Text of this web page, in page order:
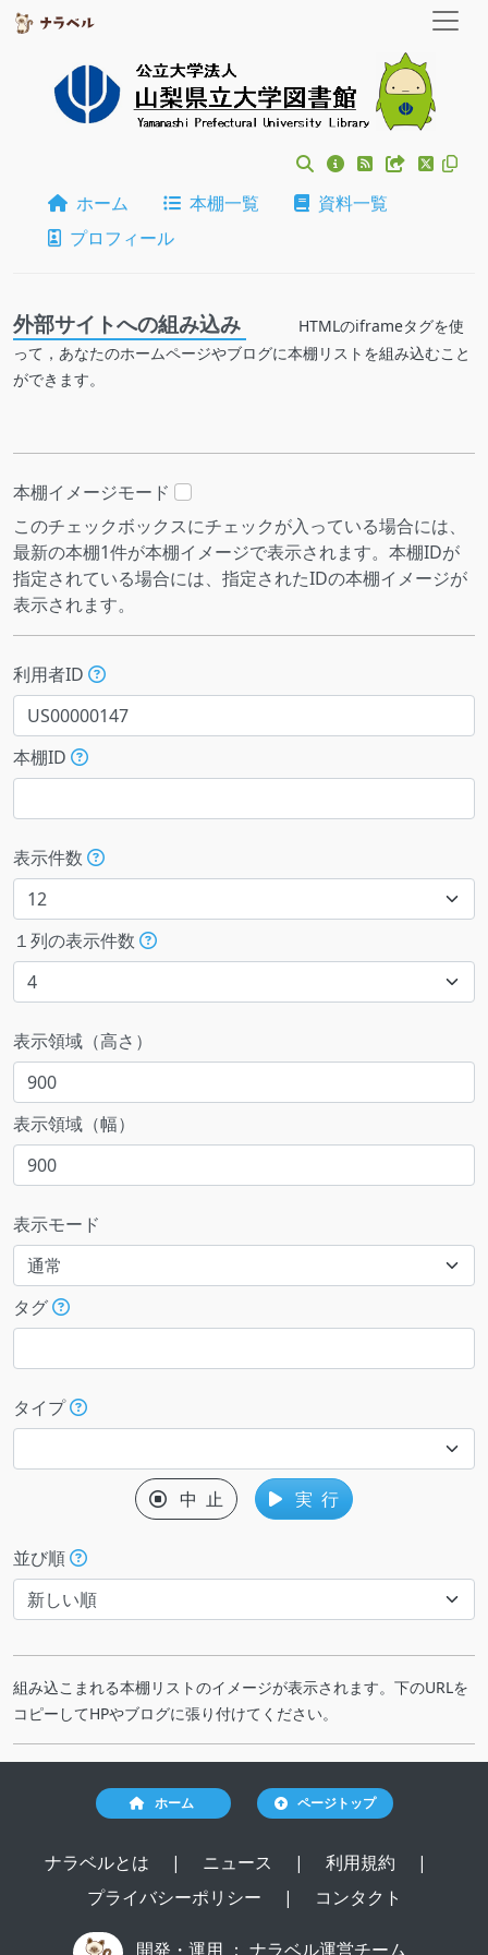
ホーム 本棚一覧
資料一覧
プロフィール
外部サイトへの組み込み
HTMLのiframeタグを使
って，あなたのホームページやブログに本棚リストを組み込むこと
ができます。
本棚イメージモード
このチェックボックスにチェックが入っている場合には、
最新の本棚1件が本棚イメージで表示されます。本棚IDが
指定されている場合には、指定されたIDの本棚イメージが
表示されます。
利用者ID
本棚ID
表示件数
１列の表示件数
表示領域（高さ）
表示領域（幅）
表示モード
タグ
タイプ
中 止 実 行
並び順
組み込こまれる本棚リストのイメージが表示されます。下のURLを
コピーしてHPやブログに張り付けてください。
ホーム ページトップ
ナラベルとは | ニュース | 利用規約
|
プライバシーポリシー
| コンタクト
開発・運用 ： ナラベル運営チーム